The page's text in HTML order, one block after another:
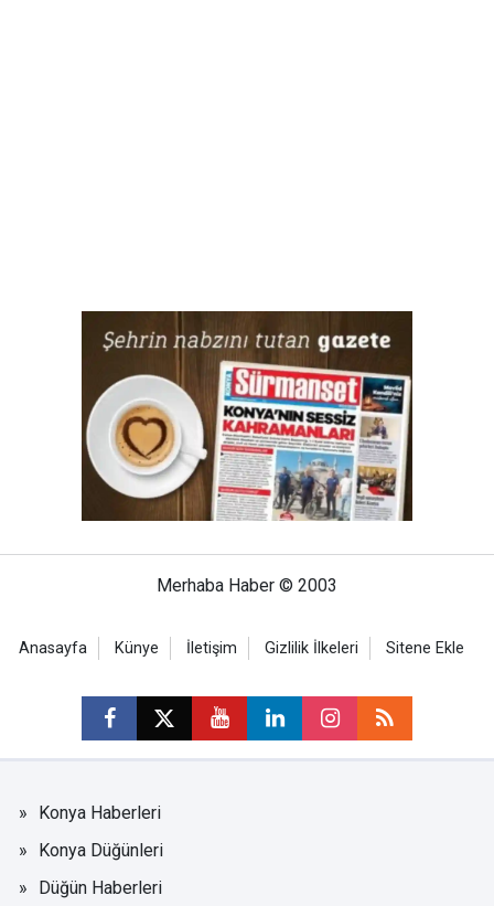
Merhaba Haber © 2003
Anasayfa Künye İletişim Gizlilik İlkeleri Sitene Ekle
Konya Haberleri
Konya Düğünleri
Düğün Haberleri